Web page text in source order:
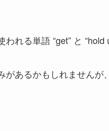
れる単語 “get” と “hold
あるかもしれませんが、